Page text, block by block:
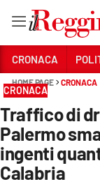
Sezioni
CRONACA
POLITICA
SANITÀ
CRONACA
HOME PAGE CRONACA
CRONACA
Traffico di
Palermo
ingenti
Calabria